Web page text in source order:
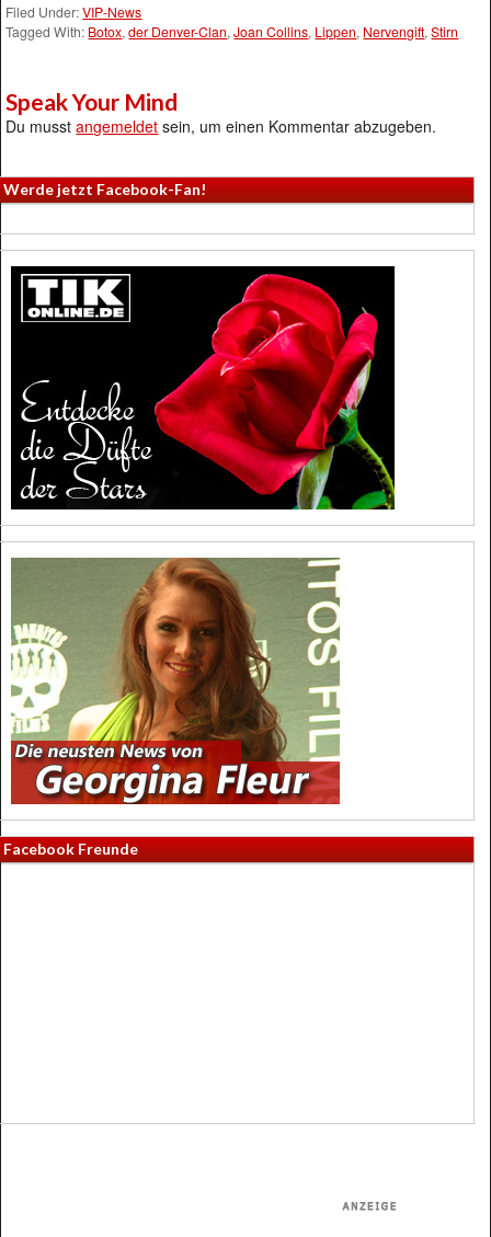
Filed Under:VIP-News
Tagged With: Botox,der Denver-Clan,Joan Collins, Lippen, Nervengift,Stirn
Speak Your Mind
Du musstangemeldet sein, um einen Kommentar abzugeben.
Werde jetzt Facebook-Fan!
Facebook Freunde